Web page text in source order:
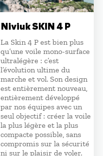
Niviuk SKIN 4 P
La Skin 4 P est bien plus
qu’une voile mono-surface
ultralégère : c’est
l’évolution ultime du
marche et vol. Son design
est entièrement nouveau,
entièrement développé
par nos équipes avec un
seul objectif : créer la voile
la plus légère et la plus
compacte possible, sans
compromis sur la sécurité
ni sur le plaisir de voler.